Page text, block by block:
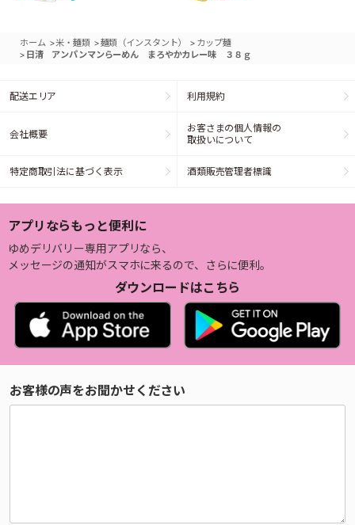
ホーム >米・麺類 >麺類（インスタント） > カップ麺
> 日清 アンパンマンらーめん まろやかカレー味 ３８ｇ
配送エリア 利用規約
会社概要
お客さまの個人情報の
取扱いについて
特定商取引法に基づく表示 酒類販売管理者標識
アプリならもっと便利に
ゆめデリバリー専用アプリなら、
メッセージの通知がスマホに来るので、さらに便利。
ダウンロードはこちら
お客様の声をお聞かせください